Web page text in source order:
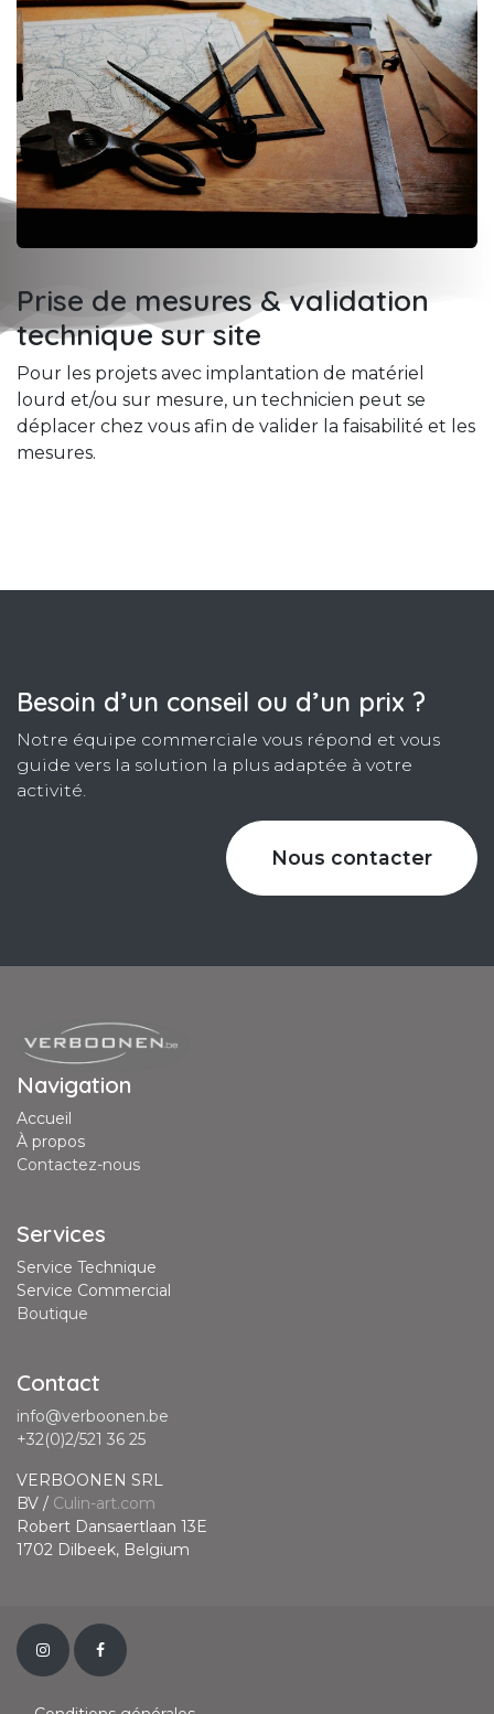
Prise de mesures & validation
technique sur site
Pour les projets avec implantation de matériel
lourd et/ou sur mesure, un technicien peut se
déplacer chez vous afin de valider la faisabilité et les
mesures.
Besoin d’un conseil ou d’un prix ?
Notre équipe commerciale vous répond et vous
guide vers la solution la plus adaptée à votre
activité.
Nous contacter
Navigation
Accueil
À propos
Contactez-nous
Services
Service Technique
Service Commercial
Boutique
Contact
info@verboonen.be
+32(0)2/521 36 25
VERBOONEN SRL
BV / Culin-art.com
Robert Dansaertlaan 13E
1702 Dilbeek, Belgium